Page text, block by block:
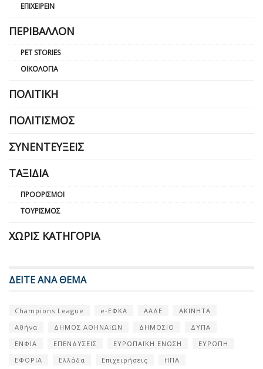
ΕΠΙΧΕΙΡΕΊΝ
ΠΕΡΙΒΆΛΛΟΝ
PET STORIES
ΟΙΚΟΛΟΓΊΑ
ΠΟΛΙΤΙΚΉ
ΠΟΛΙΤΙΣΜΌΣ
ΣΥΝΕΝΤΕΎΞΕΙΣ
ΤΑΞΊΔΙΑ
ΠΡΟΟΡΙΣΜΟΊ
ΤΟΥΡΙΣΜΌΣ
ΧΩΡΊΣ ΚΑΤΗΓΟΡΊΑ
ΔΕΙΤΕ ΑΝΑ ΘΕΜΑ
Champions League e-ΕΦΚΑ ΑΑΔΕ
ΑΚΙΝΗΤΑ
Αθήνα
ΔΗΜΟΣ ΑΘΗΝΑΙΩΝ ΔΗΜΟΣΙΟ
ΔΥΠΑ
ΕΝΦΙΑ
ΕΠΕΝΔΥΣΕΙΣ ΕΥΡΩΠΑΪΚΗ ΕΝΩΣΗ
ΕΥΡΩΠΗ
ΕΦΟΡΙΑ
Ελλάδα Επιχειρήσεις
ΗΠΑ